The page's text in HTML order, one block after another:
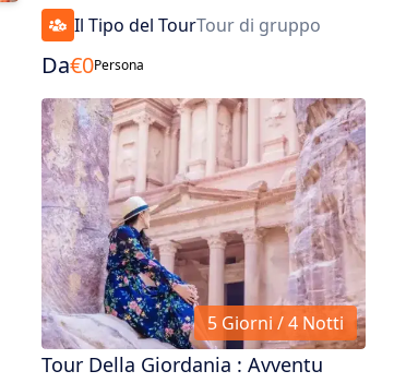
Il Tipo del TourTour di gruppo
Da€0Persona
5 Giorni / 4 Notti
Tour Della Giordania : Avventu